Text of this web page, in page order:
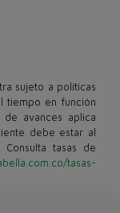
sujeto a políticas
tiempo en función
avances aplica
debe estar al
tasas de
tasas-